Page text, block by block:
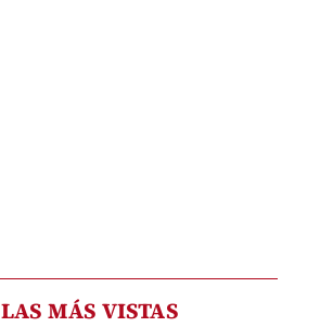
LAS MÁS VISTAS